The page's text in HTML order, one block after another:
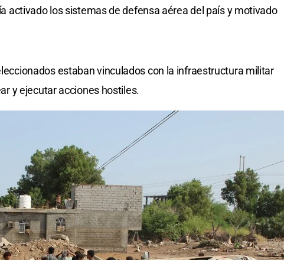
activado los sistemas de defensa aérea del país y motivado
estaban vinculados con la infraestructura militar
y ejecutar acciones hostiles.